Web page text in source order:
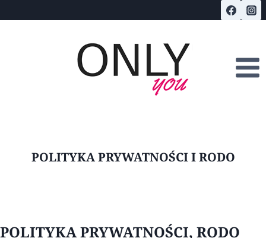
do
POLITYKA PRYWATNOŚCI I RODO
POLITYKA PRYWATNOŚCI, RODO